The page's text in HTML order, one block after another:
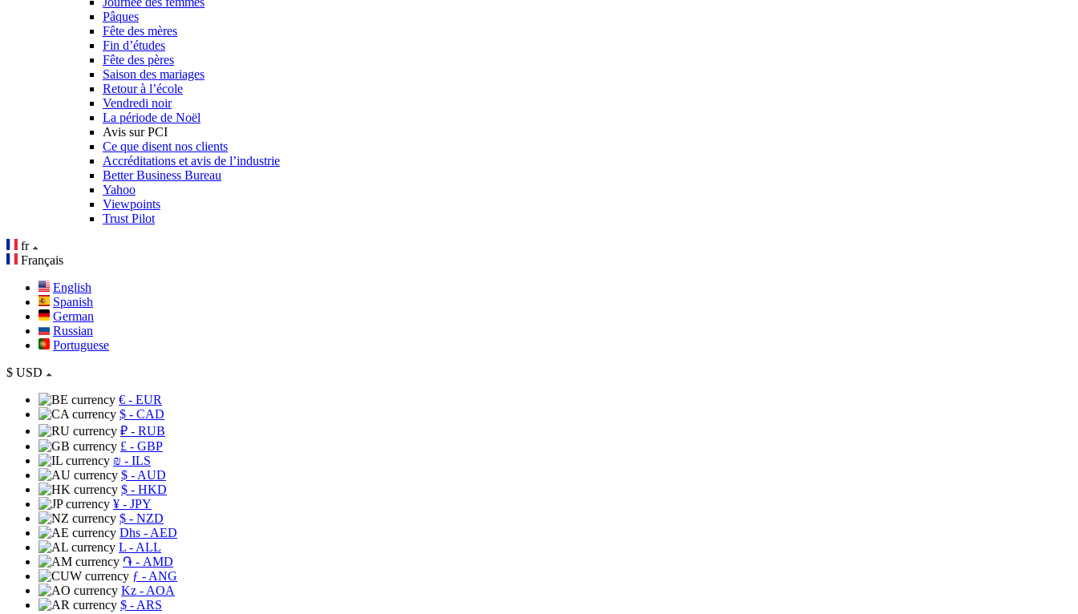
Pâques
Fête des mères
Fin d’études
Fête des pères
Saison des mariages
Retour à l’école
Vendredi noir
La période de Noël
Avis sur PCI
Ce que disent nos clients
Accréditations et avis de l’industrie
Better Business Bureau
Yahoo
Viewpoints
Trust Pilot
fr
Français
English
Spanish
German
Russian
Portuguese
$ USD
€ - EUR
$ - CAD
₽ - RUB
£ - GBP
₪ - ILS
$ - AUD
$ - HKD
¥ - JPY
$ - NZD
Dhs - AED
L - ALL
֏ - AMD
ƒ - ANG
Kz - AOA
$ - ARS